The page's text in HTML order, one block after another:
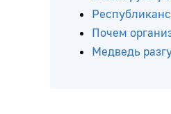
Читайте ещё
Летне-
В Беларуси